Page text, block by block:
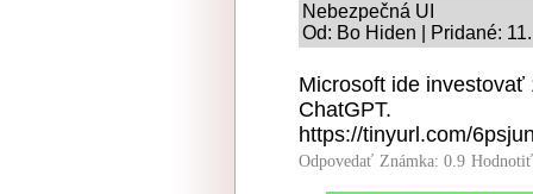
Nebezpečná UI
Od: Bo Hiden | Pridané:
Microsoft ide
ChatGPT.
https://tinyurl.com/
Odpovedať Známka: 0.9